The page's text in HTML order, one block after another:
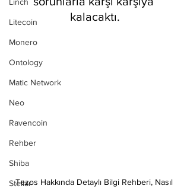
Litecoin
Monero
Ontology
Matic Network
Neo
Ravencoin
Rehber
Shiba
Stellar
kalacaktı.
Tezos Hakkında Detaylı Bilgi Rehberi, Nasıl